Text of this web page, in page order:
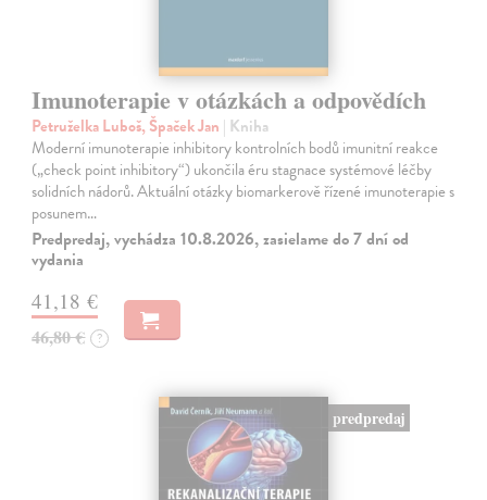
Imunoterapie v otázkách a odpovědích
Petruželka Luboš, Špaček Jan | Kniha
Moderní imunoterapie inhibitory kontrolních bodů imunitní reakce
(„check point inhibitory“) ukončila éru stagnace systémové léčby
solidních nádorů. Aktuální otázky biomarkerově řízené imunoterapie s
posunem…
Predpredaj, vychádza 10.8.2026, zasielame do 7 dní od
vydania
41,18 €
46,80 € ?
predpredaj